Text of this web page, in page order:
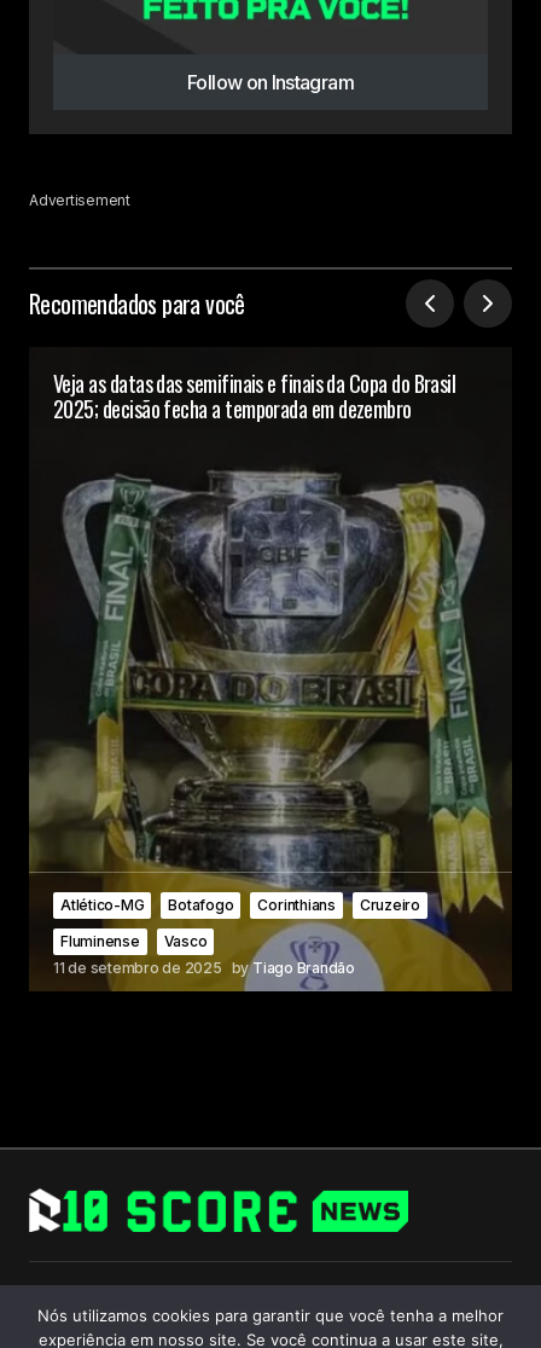
Follow on Instagram
Advertisement
Recomendados para você
Veja as datas das semifinais e finais da Copa do Brasil
2025; decisão fecha a temporada em dezembro
Atlético-MG Botafogo Corinthians
Cruzeiro
Fluminense
Vasco
11 de setembro de 2025 byTiago Brandão
Follow Us
Nós utilizamos cookies para garantir que você tenha a melhor
experiência em nosso site. Se você continua a usar este site,